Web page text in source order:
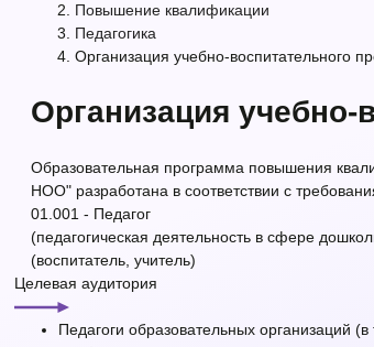
Повышение квалификации
Педагогика
Организация учебно-воспитательного
Организация
Образовательная программа повышения
НОО" разработана в соответствии с
01.001 - Педагог
(педагогическая деятельность в сфере
(воспитатель, учитель)
Целевая аудитория
Педагоги образовательных организаций